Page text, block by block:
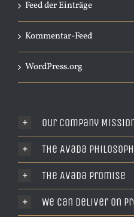
Feed der Einträge
Kommentar-Feed
WordPress.org
Our Company
The Avada
The Avada Promise
We Can Deliver On